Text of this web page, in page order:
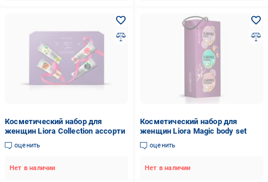
Косметический набор для
женщин Liora Collection ассорти
оценить
Нет в наличии
Косметический набор для
женщин Liora Magic body set
оценить
Нет в наличии